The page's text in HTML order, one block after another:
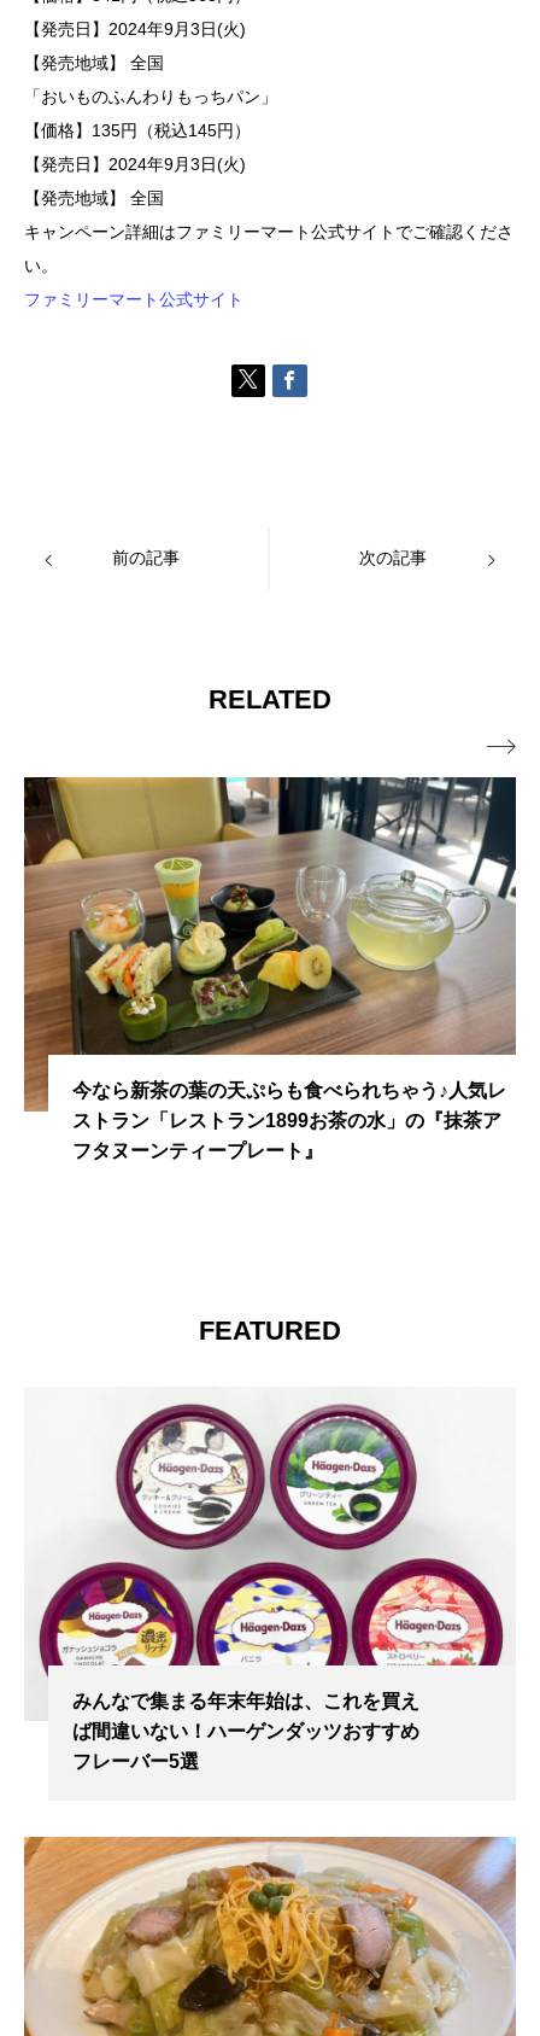
【発売日】2024年9月3日(火)
【発売地域】 全国
「おいものふんわりもっちパン」
【価格】135円（税込145円）
【発売日】2024年9月3日(火)
【発売地域】 全国
キャンペーン詳細はファミリーマート公式サイトでご確認くださ
い。
ファミリーマート公式サイト
前の記事 次の記事
RELATED
今なら新茶の葉の天ぷらも食べられちゃう♪人気レ
ストラン「レストラン1899お茶の水」の『抹茶ア
フタヌーンティープレート』

FEATURED
みんなで集まる年末年始は、これを買え
ば間違いない！ハーゲンダッツおすすめ
フレーバー5選